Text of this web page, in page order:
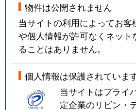
物件は公開されません
当サイトの利用によってお客
や個人情報が許可なくネット
ることはありません。
個人情報は保護されていま
当サイトはプライ
定企業のリビン・